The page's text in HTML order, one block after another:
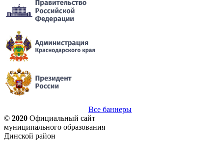
Все баннеры
© 2020 Официальный сайт
муниципального образования
Динской район